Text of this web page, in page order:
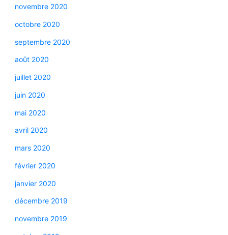
novembre 2020
octobre 2020
septembre 2020
août 2020
juillet 2020
juin 2020
mai 2020
avril 2020
mars 2020
février 2020
janvier 2020
décembre 2019
novembre 2019